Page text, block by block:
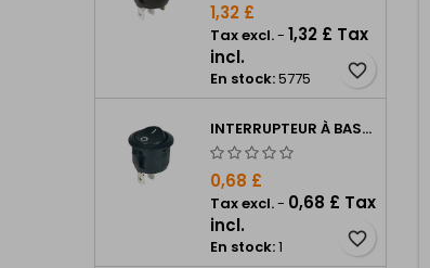
1,32 £
Tax excl.-1,32 £ Tax
incl.
En stock:5775 favorite_border
INTERRUPTEUR À BASCULE ROND R13-112A
0,68 £
Tax excl.- 0,68 £ Tax
incl.
En stock:1 favorite_border